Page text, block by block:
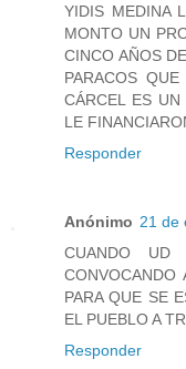
YIDIS MEDINA
MONTO UN
CINCO AÑOS
PARACOS
CÁRCEL ES
LE
Responder
Anónimo 21 de
CUANDO UD
CONVOCANDO
PARA QUE SE
EL PUEBLO A
Responder